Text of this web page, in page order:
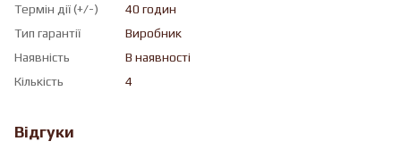
Термін дії (+/-)
40 годин
Тип гарантії
Виробник
Наявність
В наявності
Кількість
4
Відгуки